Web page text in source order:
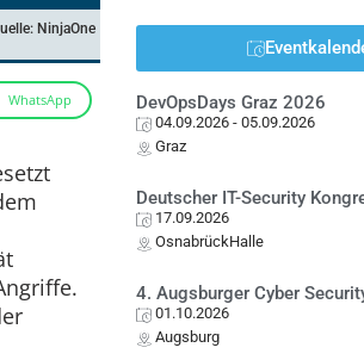
NinjaOne
WhatsApp DevOpsDays Graz 2026
04.09.2026 - 05.09.2026
Graz
Deutscher IT-Security
17.09.2026
OsnabrückHalle
4. Augsburger Cyber
01.10.2026
Augsburg